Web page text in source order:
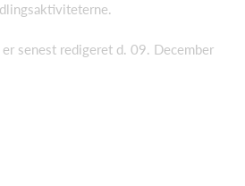
senest redigeret d. 09. December